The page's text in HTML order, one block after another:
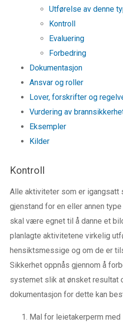
Utførelse av denne
Kontroll
Evaluering
Forbedring
Dokumentasjon
Ansvar og roller
Lover, forskrifter og
Vurdering av
Eksempler
Kilder
Kontroll
Alle aktiviteter som er igangsatt
gjenstand for en eller annen
skal være egnet til å danne et
planlagte aktivitetene virkelig
hensiktsmessige og om de er
Sikkerhet oppnås gjennom å
systemet slik at ønsket resultat
dokumentasjon for dette kan
Mal for leietakerperm med